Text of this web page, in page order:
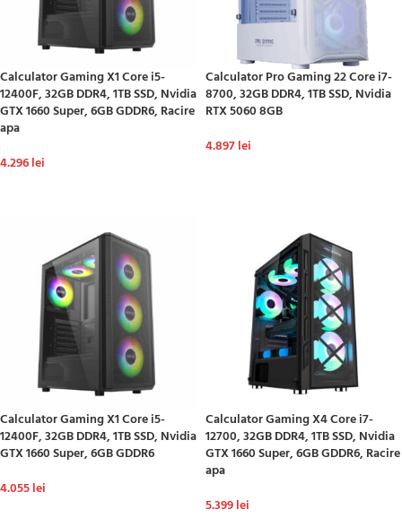
Calculator Gaming X1 Core i5-
12400F, 32GB DDR4, 1TB SSD, Nvidia
GTX 1660 Super, 6GB GDDR6, Racire
apa
4.296lei
Calculator Pro Gaming 22 Core i7-
8700, 32GB DDR4, 1TB SSD, Nvidia
RTX 5060 8GB
4.897lei
Calculator Gaming X1 Core i5-
12400F, 32GB DDR4, 1TB SSD, Nvidia
GTX 1660 Super, 6GB GDDR6
4.055lei
Calculator Gaming X4 Core i7-
12700, 32GB DDR4, 1TB SSD, Nvidia
GTX 1660 Super, 6GB GDDR6, Racire
apa
5.399lei